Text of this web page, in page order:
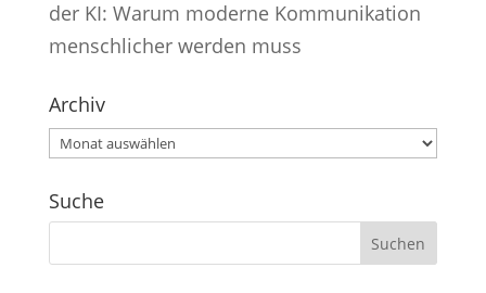
der KI: Warum moderne Kommunikation
menschlicher werden muss
Archiv
Archiv
Suche